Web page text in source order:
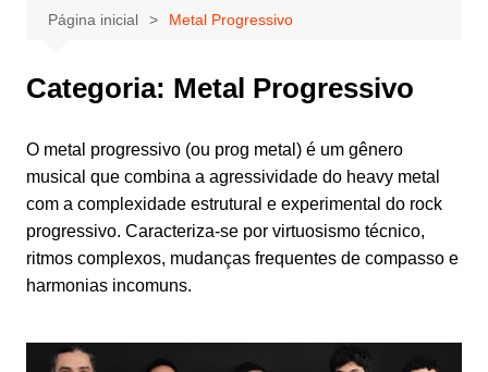
Página inicial Metal Progressivo
Categoria: Metal Progressivo
O metal progressivo (ou prog metal) é um gênero
musical que combina a agressividade do heavy metal
com a complexidade estrutural e experimental do rock
progressivo. Caracteriza-se por virtuosismo técnico,
ritmos complexos, mudanças frequentes de compasso e
harmonias incomuns.